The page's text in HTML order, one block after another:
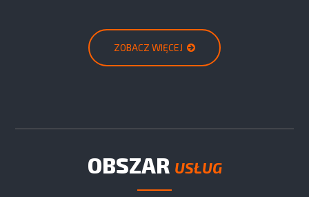
ZOBACZ WIĘCEJ
OBSZAR USŁUG